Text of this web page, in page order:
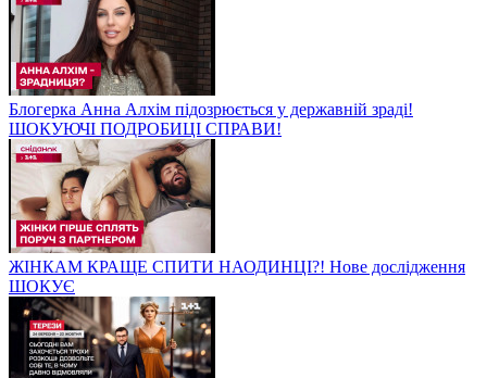
Блогерка Анна Алхім підозрюється у державній зраді!
ШОКУЮЧІ ПОДРОБИЦІ СПРАВИ!
ЖІНКАМ КРАЩЕ СПИТИ НАОДИНЦІ?! Нове дослідження
ШОКУЄ